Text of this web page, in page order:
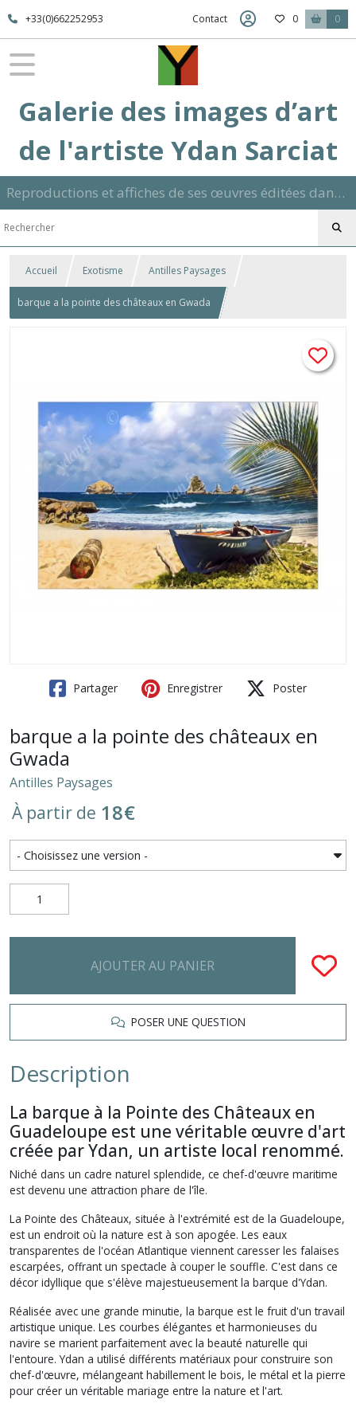
+33(0)662252953 Contact 0 0
Galerie des images d’art
de l'artiste Ydan Sarciat
Reproductions et affiches de ses œuvres éditées dans son atelier sur papier ou toile dans différents formats et signées manuscrite
Accueil Exotisme Antilles Paysages
barque a la pointe des châteaux en Gwada
Partager Enregistrer Poster
barque a la pointe des châteaux en
Gwada
Antilles Paysages
À partir de 18€
AJOUTER AU PANIER
POSER UNE QUESTION
Description
La barque à la Pointe des Châteaux en
Guadeloupe est une véritable œuvre d'art
créée par Ydan, un artiste local renommé.
Niché dans un cadre naturel splendide, ce chef-d'œuvre maritime
est devenu une attraction phare de l'île.
La Pointe des Châteaux, située à l'extrémité est de la Guadeloupe,
est un endroit où la nature est à son apogée. Les eaux
transparentes de l'océan Atlantique viennent caresser les falaises
escarpées, offrant un spectacle à couper le souffle. C'est dans ce
décor idyllique que s'élève majestueusement la barque d'Ydan.
Réalisée avec une grande minutie, la barque est le fruit d'un travail
artistique unique. Les courbes élégantes et harmonieuses du
navire se marient parfaitement avec la beauté naturelle qui
l'entoure. Ydan a utilisé différents matériaux pour construire son
chef-d'œuvre, mélangeant habillement le bois, le métal et la pierre
pour créer un véritable mariage entre la nature et l'art.